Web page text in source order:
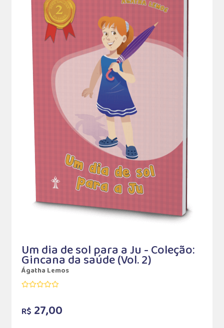
Um dia de sol para a Ju - Coleção:
Gincana da saúde (Vol. 2)
Ágatha Lemos
R$ 27,00